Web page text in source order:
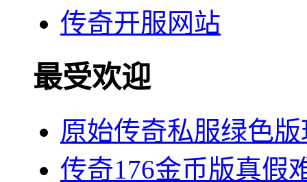
传奇开服网站
最受欢迎
原始传奇私服绿色
传奇176金币版真假